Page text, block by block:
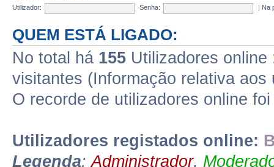
Utilizador:
Senha: Na
QUEM ESTÁ LIGADO:
No total há 155 Utilizadores
visitantes (Informação relativa
O recorde de utilizadores online
Utilizadores registados online:
Legenda:Administrador,